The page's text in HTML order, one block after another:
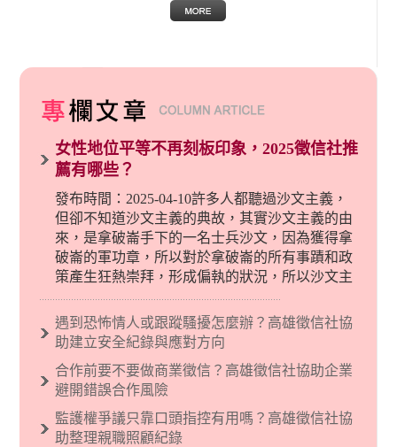
女性地位平等不再刻板印象，2025徵信社推
薦有哪些？
發布時間：2025-04-10許多人都聽過沙文主義，
但卻不知道沙文主義的典故，其實沙文主義的由
來，是拿破崙手下的一名士兵沙文，因為獲得拿
破崙的軍功章，所以對於拿破崙的所有事蹟和政
策產生狂熱崇拜，形成偏執的狀況，所以沙文主
義後來就被拿來暗指偏見和歧視，而且有沙文主
義傾向的人，通常對於自己的國家和民族有超強
烈的卓越感，因而瞧不起其他國家的人，所以沙
現了男性沙文…
遇到恐怖情人或跟蹤騷擾怎麼辦？高雄徵信社協
助建立安全紀錄與應對方向
合作前要不要做商業徵信？高雄徵信社協助企業
避開錯誤合作風險
監護權爭議只靠口頭指控有用嗎？高雄徵信社協
助整理親職照顧紀錄